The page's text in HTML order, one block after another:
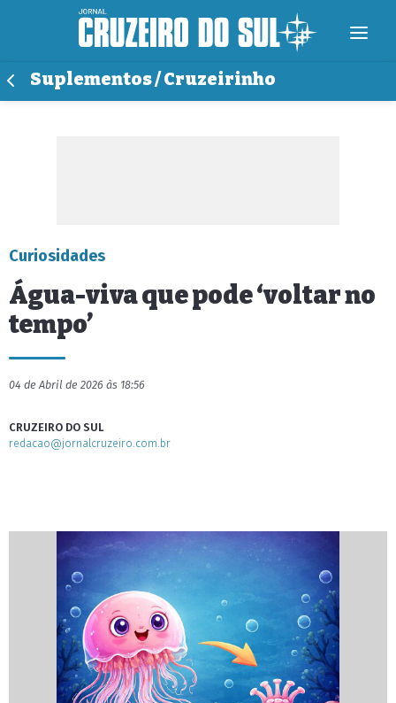
Suplementos / Cruzeirinho
Curiosidades
Água-viva que pode ‘voltar no
tempo’
04 de Abril de 2026 às 18:56
CRUZEIRO DO SUL
redacao@jornalcruzeiro.com.br